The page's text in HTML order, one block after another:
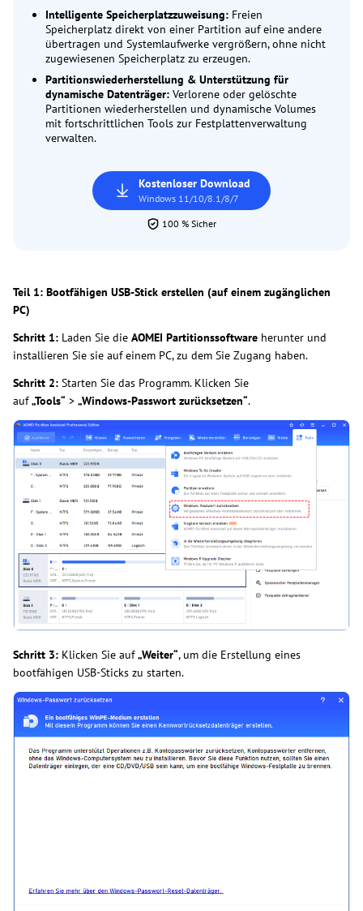
Intelligente Speicherplatzzuweisung: Freien
Speicherplatz direkt von einer Partition auf eine andere
übertragen und Systemlaufwerke vergrößern, ohne nicht
zugewiesenen Speicherplatz zu erzeugen.
Partitionswiederherstellung & Unterstützung für
dynamische Datenträger: Verlorene oder gelöschte
Partitionen wiederherstellen und dynamische Volumes
mit fortschrittlichen Tools zur Festplattenverwaltung
verwalten.
Kostenloser Download
Windows 11/10/8.1/8/7
100 % Sicher
Teil 1: Bootfähigen USB-Stick erstellen (auf einem zugänglichen
PC)
Schritt 1: Laden Sie die AOMEI Partitionssoftware herunter und
installieren Sie sie auf einem PC, zu dem Sie Zugang haben.
Schritt 2: Starten Sie das Programm. Klicken Sie
auf„Tools“ > „Windows-Passwort zurücksetzen“.
Schritt 3: Klicken Sie auf„Weiter“, um die Erstellung eines
bootfähigen USB-Sticks zu starten.